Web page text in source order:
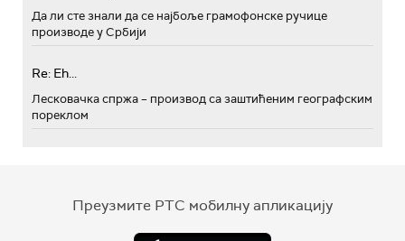
Да ли сте знали да се најбоље грамофонске ручице
производе у Србији
Re: Eh...
Лесковачка спржа – производ са заштићеним географским
пореклом
Преузмите РТС мобилну апликацију